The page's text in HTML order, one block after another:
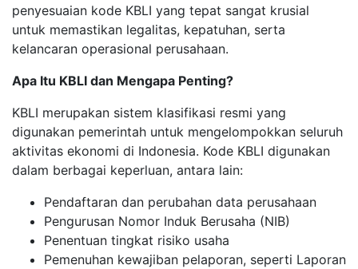
penyesuaian kode KBLI yang tepat sangat krusial
untuk memastikan legalitas, kepatuhan, serta
kelancaran operasional perusahaan.
Apa Itu KBLI dan Mengapa Penting?
KBLI merupakan sistem klasifikasi resmi yang
digunakan pemerintah untuk mengelompokkan seluruh
aktivitas ekonomi di Indonesia. Kode KBLI digunakan
dalam berbagai keperluan, antara lain:
Pendaftaran dan perubahan data perusahaan
Pengurusan Nomor Induk Berusaha (NIB)
Penentuan tingkat risiko usaha
Pemenuhan kewajiban pelaporan, seperti Laporan